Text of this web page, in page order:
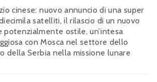
cinese: nuovo annuncio di una super
satelliti, il rilascio di un nuovo
ostile, un’intesa
con Mosca nel settore dello
della Serbia nella missione lunare